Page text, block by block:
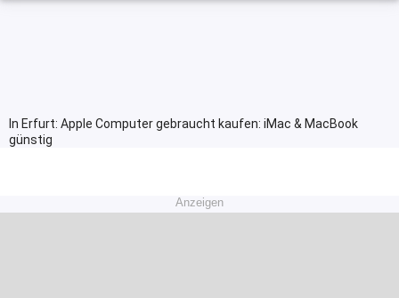
In Erfurt: Apple Computer gebraucht kaufen: iMac & MacBook
günstig
Anzeigen